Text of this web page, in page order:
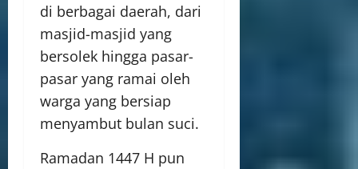
di berbagai daerah, dari
masjid-masjid yang
bersolek hingga pasar-
pasar yang ramai oleh
warga yang bersiap
menyambut bulan suci.
Ramadan 1447 H pun